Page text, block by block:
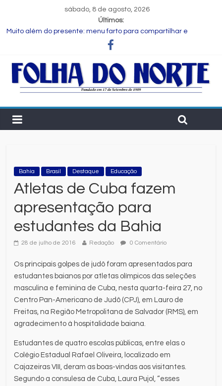
sábado, 8 de agosto, 2026
Últimos:
Muito além do presente: menu farto para compartilhar e
cérebro masculino
Central de Eleições da Rede Bahia inicia nova rodada de
entrevistas com os candidatos ao Governo do Estado
em quatro praças.
Bruno Reis e Zé Cocá são recebidos por Wilson Cardoso para
visita às obras de modernização da UPB e destacam união do
Bahia Brasil Destaque Educação
Atletas de Cuba fazem
apresentação para
estudantes da Bahia
28 de julho de 2016 Redação 0 Comentário
Os principais golpes de judô foram apresentados para
estudantes baianos por atletas olímpicos das seleções
masculina e feminina de Cuba, nesta quarta-feira 27, no
Centro Pan-Americano de Judô (CPJ), em Lauro de
Freitas, na Região Metropolitana de Salvador (RMS), em
agradecimento à hospitalidade baiana.
Estudantes de quatro escolas públicas, entre elas o
Colégio Estadual Rafael Oliveira, localizado em
Cajazeiras VIII, deram as boas-vindas aos visitantes.
Segundo a consulesa de Cuba, Laura Pujol, “esses